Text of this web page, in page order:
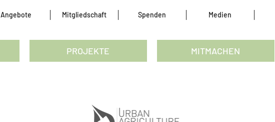
Angebote Mitgliedschaft Spenden Medien
PROJEKTE MITMACHEN